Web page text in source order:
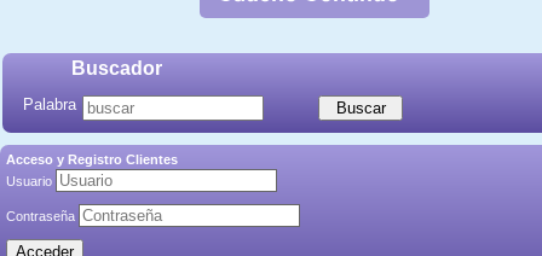
Buscador
Palabra
Acceso y Registro Clientes
Usuario
Contraseña